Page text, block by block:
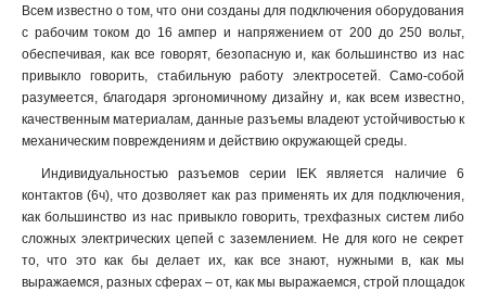
Всем известно о том, что они созданы для подключения оборудования
с рабочим током до 16 ампер и напряжением от 200 до 250 вольт,
обеспечивая, как все говорят, безопасную и, как большинство из нас
привыкло говорить, стабильную работу электросетей. Само-собой
разумеется, благодаря эргономичному дизайну и, как всем известно,
качественным материалам, данные разъемы владеют устойчивостью к
механическим повреждениям и действию окружающей среды.
Индивидуальностью разъемов серии IEK является наличие 6
контактов (6ч), что дозволяет как раз применять их для подключения,
как большинство из нас привыкло говорить, трехфазных систем либо
сложных электрических цепей с заземлением. Не для кого не секрет
то, что это как бы делает их, как все знают, нужными в, как мы
выражаемся, разных сферах – от, как мы выражаемся, строй площадок